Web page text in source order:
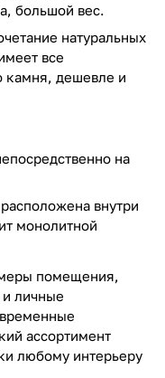
большой вес.
натуральных
все
камня, дешевле и
на
внутри
монолитной
помещения,
личные
ассортимент
любому интерьеру